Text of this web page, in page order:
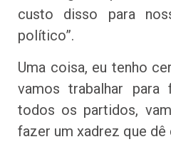
custo disso para
político”.
Uma coisa, eu tenho
vamos trabalhar para
todos os partidos,
fazer um xadrez que dê